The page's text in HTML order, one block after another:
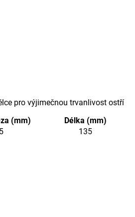
pro výjimečnou trvanlivost ostří
(mm)
Délka (mm)
135